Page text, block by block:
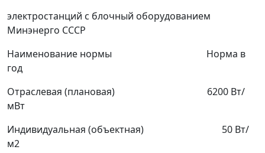
электростанций с блочный оборудованием
Минэнерго СССР
Наименование нормы Норма в
год
Отраслевая (плановая) 6200 Вт/
мВт
Индивидуальная (объектная) 50 Вт/
м2